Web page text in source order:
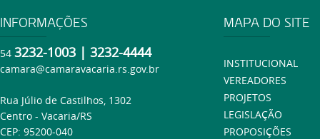
INFORMAÇÕES
54 3232-1003 | 3232-4444
camara@camaravacaria.rs.gov.br
Rua Júlio de Castilhos, 1302
Centro - Vacaria/RS
CEP: 95200-040
MAPA DO SITE
INSTITUCIONAL
VEREADORES
PROJETOS
LEGISLAÇÃO
PROPOSIÇÕES